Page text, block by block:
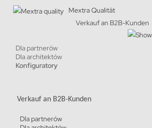
Mextra Qualität
Verkauf an B2B-Kunden
Dla partnerów
Dla architektów
Konfiguratory
Verkauf an B2B-Kunden
Dla partnerów